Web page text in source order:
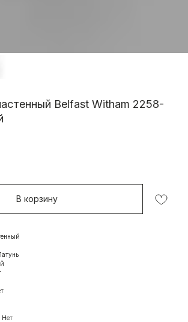
Belfast Witham 2258-
В корзину
Нет